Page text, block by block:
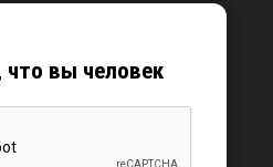
что вы человек